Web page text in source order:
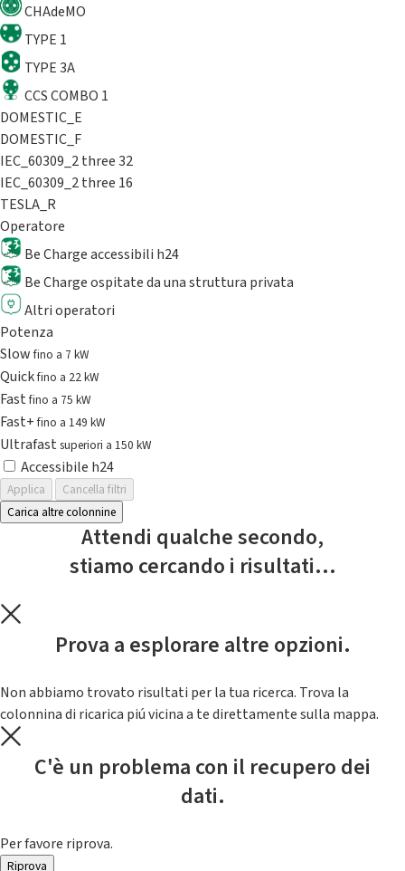
CHAdeMO
TYPE 1
TYPE 3A
CCS COMBO 1
DOMESTIC_E
DOMESTIC_F
IEC_60309_2 three 32
IEC_60309_2 three 16
TESLA_R
Operatore
Be Charge accessibili h24
Be Charge ospitate da una struttura privata
Altri operatori
Potenza
Slowfino a 7 kW
Quickfino a 22 kW
Fastfino a 75 kW
Fast+fino a 149 kW
Ultrafast superiori a 150 kW
Accessibile h24
Applica
Cancella filtri
Carica altre colonnine
Attendi qualche secondo,
stiamo cercando i risultati...
Prova a esplorare altre opzioni.
Non abbiamo trovato risultati per la tua ricerca. Trova la
colonnina di ricarica piú vicina a te direttamente sulla mappa.
C'è un problema con il recupero dei
dati.
Per favore riprova.
Riprova